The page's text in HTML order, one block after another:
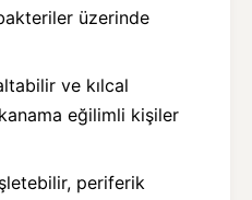
üzerinde
ve kılcal
eğilimli kişiler
periferik